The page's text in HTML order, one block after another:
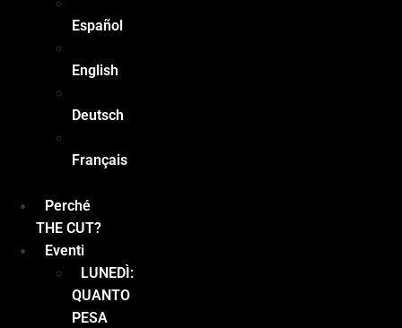
Español
English
Deutsch
Français
Perché
THE CUT?
Eventi
LUNEDÌ:
QUANTO
PESA